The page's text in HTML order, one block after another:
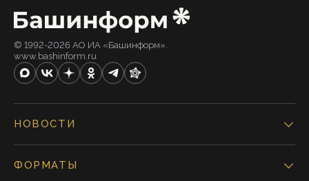
© 1992-2026 АО ИА «Башинформ».
www.bashinform.ru
НОВОСТИ
ФОРМАТЫ